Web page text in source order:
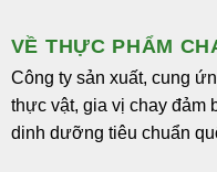
VỀ THỰC PHẨM
Công ty sản xuất, cung
thực vật, gia vị chay đảm
dinh dưỡng tiêu chuẩn